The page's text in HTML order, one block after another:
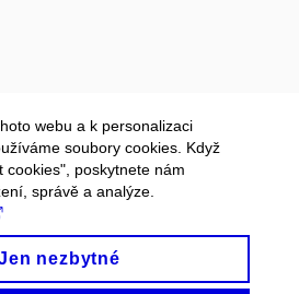
webu a k personalizaci
soubory cookies. Když
cookies", poskytnete nám
správě a analýze.
nezbytné